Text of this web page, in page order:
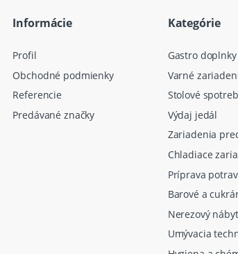
Informácie
Profil
Obchodné podmienky
Referencie
Predávané značky
Kategórie
Gastro doplnky
Varné
Stolové
Výdaj jedál
Zariadenia
Chladiace
Príprava
Barové a
Nerezový
Umývacia